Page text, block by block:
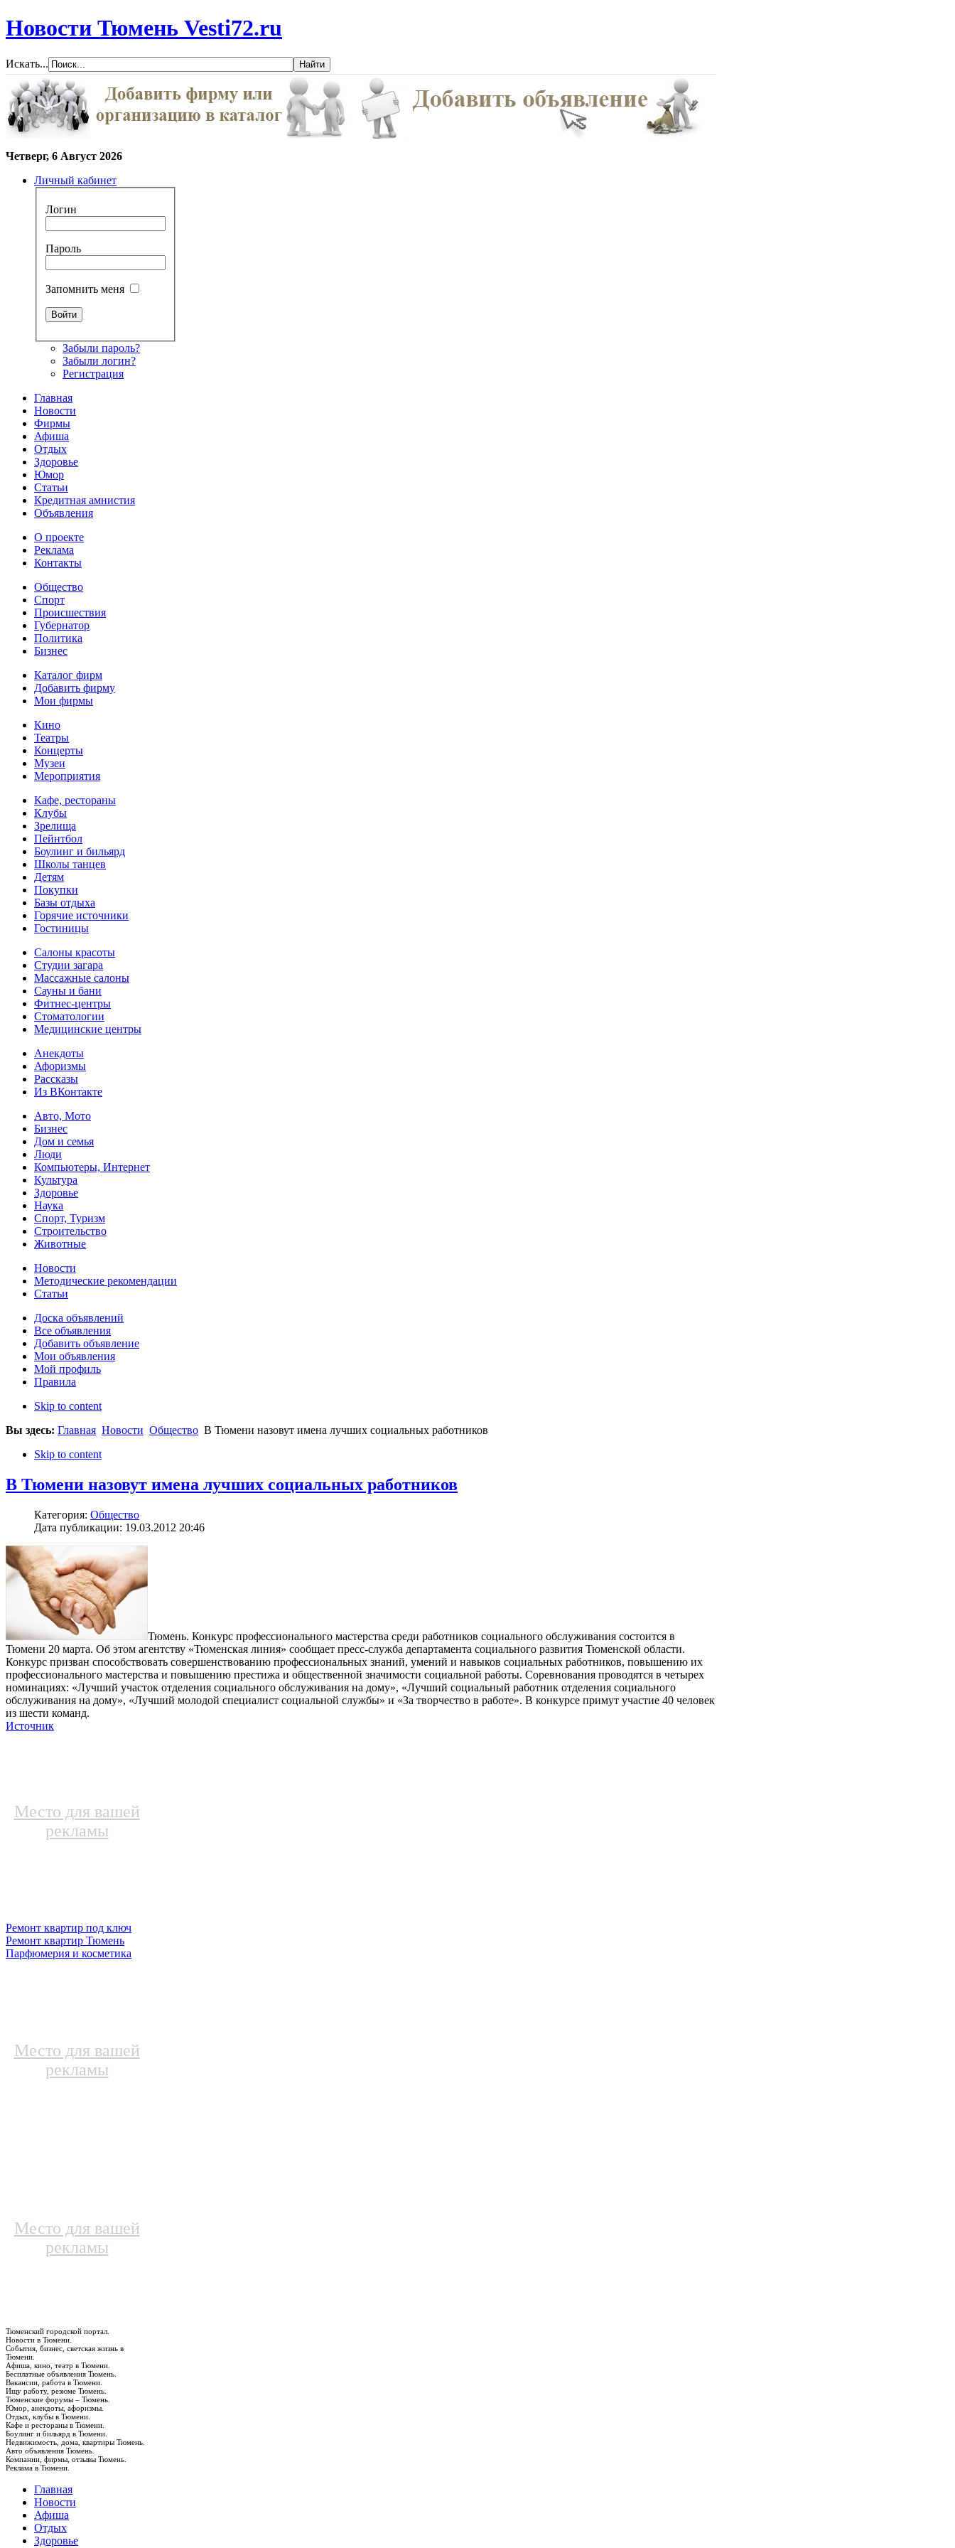
Новости Тюмень Vesti72.ru
Искать...
Четверг, 6 Август 2026
Личный кабинет
Логин
Пароль
Запомнить меня
Забыли пароль?
Забыли логин?
Регистрация
Главная
Новости
Фирмы
Афиша
Отдых
Здоровье
Юмор
Статьи
Кредитная амнистия
Объявления
О проекте
Реклама
Контакты
Общество
Спорт
Происшествия
Губернатор
Политика
Бизнес
Каталог фирм
Добавить фирму
Мои фирмы
Кино
Театры
Концерты
Музеи
Мероприятия
Кафе, рестораны
Клубы
Зрелища
Пейнтбол
Боулинг и бильярд
Школы танцев
Детям
Покупки
Базы отдыха
Горячие источники
Гостиницы
Салоны красоты
Студии загара
Массажные салоны
Сауны и бани
Фитнес-центры
Стоматологии
Медицинские центры
Анекдоты
Афоризмы
Рассказы
Из ВКонтакте
Авто, Мото
Бизнес
Дом и семья
Люди
Компьютеры, Интернет
Культура
Здоровье
Наука
Спорт, Туризм
Строительство
Животные
Новости
Методические рекомендации
Статьи
Доска объявлений
Все объявления
Добавить объявление
Мои объявления
Мой профиль
Правила
Skip to content
Вы здесь: Главная Новости Общество В Тюмени назовут имена лучших социальных работников
Skip to content
В Тюмени назовут имена лучших социальных работников
Категория: Общество
Дата публикации: 19.03.2012 20:46
Тюмень. Конкурс профессионального мастерства среди работников социального обслуживания состоится в
Тюмени 20 марта. Об этом агентству «Тюменская линия» сообщает пресс-служба департамента социального развития Тюменской области.
Конкурс призван способствовать совершенствованию профессиональных знаний, умений и навыков социальных работников, повышению их
профессионального мастерства и повышению престижа и общественной значимости социальной работы. Соревнования проводятся в четырех
номинациях: «Лучший участок отделения социального обслуживания на дому», «Лучший социальный работник отделения социального
обслуживания на дому», «Лучший молодой специалист социальной службы» и «За творчество в работе». В конкурсе примут участие 40 человек
из шести команд.
Источник
Место для вашей
рекламы
Ремонт квартир под ключ
Ремонт квартир Тюмень
Парфюмерия и косметика
Место для вашей
рекламы
Место для вашей
рекламы
Тюменский городской портал.
Новости в Тюмени.
События, бизнес, светская жизнь в
Тюмени.
Афиша, кино, театр в Тюмени.
Бесплатные объявления Тюмень.
Вакансии, работа в Тюмени.
Ищу работу, резюме Тюмень.
Тюменские форумы – Тюмень.
Юмор, анекдоты, афоризмы.
Отдых, клубы в Тюмени.
Кафе и рестораны в Тюмени.
Боулинг и бильярд в Тюмени.
Недвижимость, дома, квартиры Тюмень.
Авто объявления Тюмень.
Компании, фирмы, отзывы Тюмень.
Реклама в Тюмени.
Главная
Новости
Афиша
Отдых
Здоровье